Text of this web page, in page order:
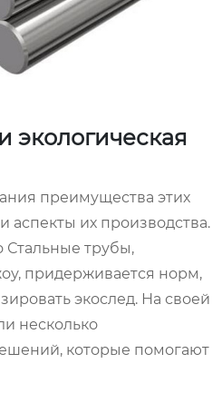
экологическая
преимущества этих
аспекты их производства.
трубы,
придерживается норм,
экослед. На своей
несколько
которые помогают